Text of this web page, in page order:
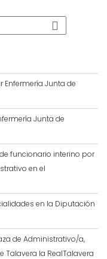
Junta de
Junta de
funcionario interino por
en el
en la Diputación
de Administrativo/a,
Talavera la RealTalavera